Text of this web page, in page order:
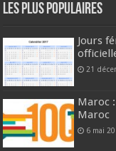
Les plus populaires
Jours
21
Maroc
Maroc
6 mai